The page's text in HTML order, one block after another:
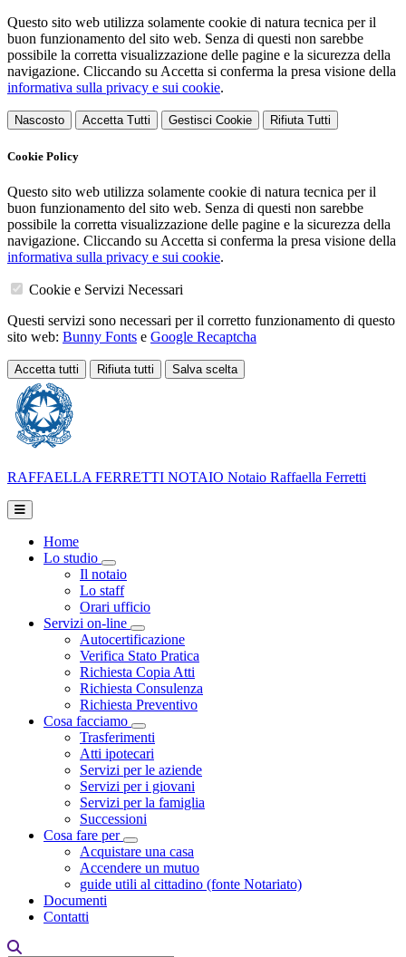
Questo sito web utilizza solamente cookie di natura tecnica per il
buon funzionamento del sito web. Senza di questi non sarebbe
possibile la corretta visualizzazione delle pagine e la sicurezza della
navigazione. Cliccando su Accetta si conferma la presa visione della
informativa sulla privacy e sui cookie.
Nascosto Accetta Tutti Gestisci Cookie Rifiuta Tutti
Cookie Policy
Questo sito web utilizza solamente cookie di natura tecnica per il
buon funzionamento del sito web. Senza di questi non sarebbe
possibile la corretta visualizzazione delle pagine e la sicurezza della
navigazione. Cliccando su Accetta si conferma la presa visione della
informativa sulla privacy e sui cookie.
Cookie e Servizi Necessari
Questi servizi sono necessari per il corretto funzionamento di questo
sito web: Bunny Fonts e Google Recaptcha
Accetta tutti Rifiuta tutti Salva scelta
RAFFAELLA FERRETTI NOTAIO Notaio Raffaella Ferretti
Home
Lo studio
Toggle Dropdown
Il notaio
Lo staff
Orari ufficio
Servizi on-line
Toggle Dropdown
Autocertificazione
Verifica Stato Pratica
Richiesta Copia Atti
Richiesta Consulenza
Richiesta Preventivo
Cosa facciamo
Toggle Dropdown
Trasferimenti
Atti ipotecari
Servizi per le aziende
Servizi per i giovani
Servizi per la famiglia
Successioni
Cosa fare per
Toggle Dropdown
Acquistare una casa
Accendere un mutuo
guide utili al cittadino (fonte Notariato)
Documenti
Contatti